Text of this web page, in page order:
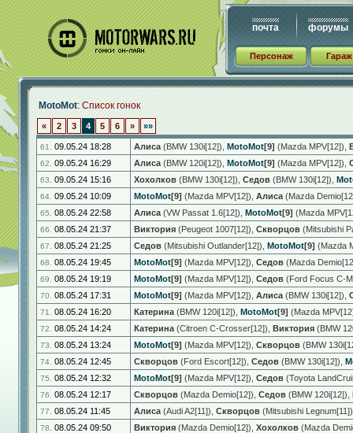
почта форумы
Персонаж Гараж
MotoMot: Список гонок
« 2 3 4 5 6 » »»
61. 09.05.24 18:28 Алиса (BMW 130i[12]) MotoMot[9] (Mazda MPV[12])
62. 09.05.24 16:29 Алиса (BMW 120i[12]) MotoMot[9] (Mazda MPV[12])
63. 09.05.24 15:16 Хохолков (BMW 130i[12]) Седов (BMW 130i[12])
64. 09.05.24 10:09 MotoMot[9] (Mazda MPV[12]) Алиса (Mazda
65. 08.05.24 22:58 Алиса (VW Passat 1.6[12]) MotoMot[9] (Mazda
66. 08.05.24 21:37 Виктория (Peugeot 1007[12]) Скворцов (Mitsubishi
67. 08.05.24 21:25 Седов (Mitsubishi Outlander[12]) MotoMot[9] (Mazda
68. 08.05.24 19:45 MotoMot[9] (Mazda MPV[12]) Седов (Mazda
69. 08.05.24 19:19 MotoMot[9] (Mazda MPV[12]) Седов (Ford Focus C-
70. 08.05.24 17:31 MotoMot[9] (Mazda MPV[12]) Алиса (BMW 130i[12])
71. 08.05.24 16:20 Катерина (BMW 120i[12]) MotoMot[9] (Mazda
72. 08.05.24 14:24 Катерина (Citroen C-Crosser[12]) Виктория (BMW
73. 08.05.24 13:24 MotoMot[9] (Mazda MPV[12]) Скворцов (BMW
74. 08.05.24 12:45 Скворцов (Ford Escort[12]) Седов (BMW 130i[12])
75. 08.05.24 12:32 MotoMot[9] (Mazda MPV[12]) Седов (Toyota
76. 08.05.24 12:17 Скворцов (Mazda Demio[12]) Седов (BMW 120i[12])
77. 08.05.24 11:45 Алиса (Audi A2[11]) Скворцов (Mitsubishi Legnum[11])
78. 08.05.24 09:50 Виктория (Mazda Demio[12]) Хохолков (Mazda